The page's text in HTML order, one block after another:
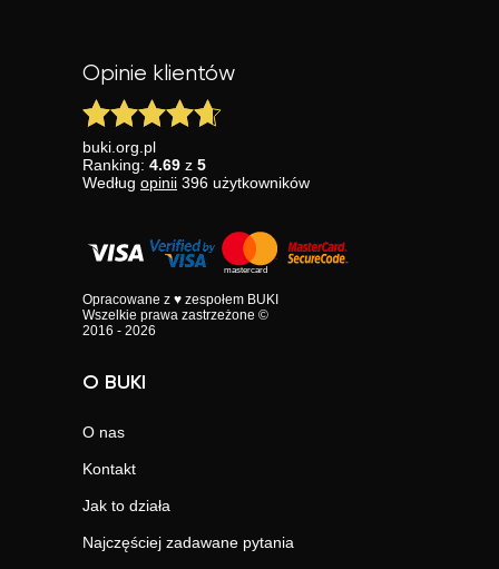
Opinie klientów
buki.org.pl
Ranking: 4.69 z 5
Według opinii 396 użytkowników
Opracowane z ♥ zespołem BUKI
Wszelkie prawa zastrzeżone ©
2016 - 2026
O BUKI
O nas
Kontakt
Jak to działa
Najczęściej zadawane pytania